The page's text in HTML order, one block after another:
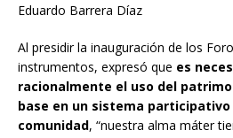
Eduardo Barrera Díaz
Al presidir la inauguración de los
instrumentos, expresó que es
racionalmente el uso del
base en un sistema
comunidad, “nuestra alma máter